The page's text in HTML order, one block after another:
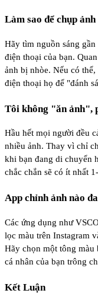
Làm sao để chụp
Hãy tìm nguồn sáng
điện thoại của bạn.
ảnh bị nhòe. Nếu có
điện thoại họ để "đánh
Tôi không "ăn ảnh",
Hầu hết mọi người đều
nhiều ảnh. Thay vì chỉ
khi bạn đang di chuyển
chắc chắn sẽ có ít nhất
App chỉnh ảnh nào
Các ứng dụng như
lọc màu trên Instagram
Hãy chọn một tông màu
cá nhân của bạn trông
Kết Luận